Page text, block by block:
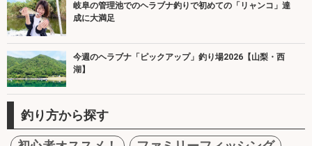
岐阜の管理池でのヘラブナ釣りで初めての「リャンコ」達
成に大満足
今週のヘラブナ「ピックアップ」釣り場2026【山梨・西
湖】
釣り方から探す